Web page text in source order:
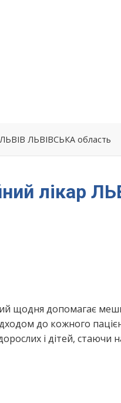
ЛЬВІВ ЛЬВІВСЬКА область
лікар
щодня допомагає
до кожного
і дітей,